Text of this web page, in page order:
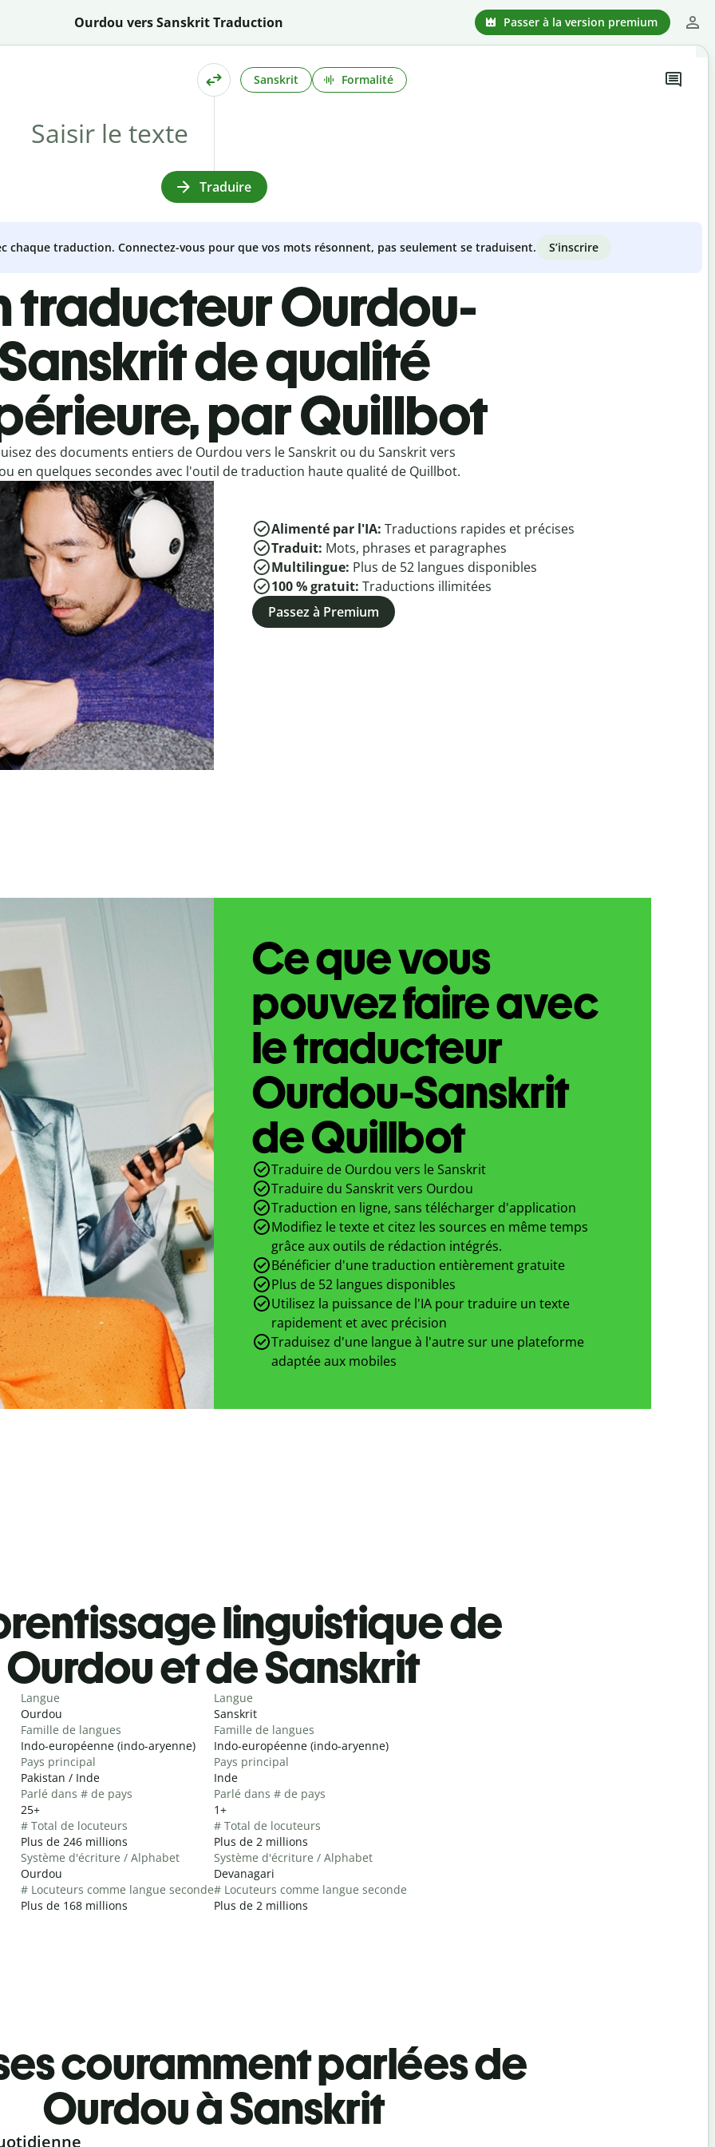
Ourdou vers Sanskrit Traduction Passer à la version premium
Sanskrit Formalité
Traduire
chaque traduction. Connectez-vous pour que vos mots résonnent, pas seulement se traduisent. S’inscrire
traducteur Ourdou-
de qualité
par Quillbot
des documents entiers de Ourdou vers le Sanskrit ou du Sanskrit vers
en quelques secondes avec l'outil de traduction haute qualité de Quillbot.
Alimenté par l'IA: Traductions rapides et précises
Traduit: Mots, phrases et paragraphes
Multilingue: Plus de 52 langues disponibles
100 % gratuit: Traductions illimitées
Passez à Premium
Ce que vous
pouvez faire avec
le traducteur
Ourdou-Sanskrit
de Quillbot
Traduire de Ourdou vers le Sanskrit
Traduire du Sanskrit vers Ourdou
Traduction en ligne, sans télécharger d'application
Modifiez le texte et citez les sources en même temps
grâce aux outils de rédaction intégrés.
Bénéficier d'une traduction entièrement gratuite
Plus de 52 langues disponibles
Utilisez la puissance de l'IA pour traduire un texte
rapidement et avec précision
Traduisez d'une langue à l'autre sur une plateforme
adaptée aux mobiles
linguistique de
Ourdou et de Sanskrit
Langue
Ourdou
Famille de langues
Indo-européenne (indo-aryenne)
Pays principal
Pakistan / Inde
Parlé dans # de pays
25+
# Total de locuteurs
Plus de 246 millions
Système d'écriture / Alphabet
Ourdou
# Locuteurs comme langue seconde
Plus de 168 millions
Langue
Sanskrit
Famille de langues
Indo-européenne (indo-aryenne)
Pays principal
Inde
Parlé dans # de pays
1+
# Total de locuteurs
Plus de 2 millions
Système d'écriture / Alphabet
Devanagari
# Locuteurs comme langue seconde
Plus de 2 millions
couramment parlées de
Ourdou à Sanskrit